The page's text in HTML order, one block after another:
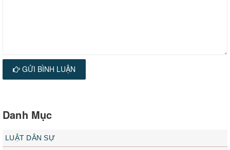
GỬI BÌNH LUẬN
Danh Mục
LUẬT DÂN SỰ